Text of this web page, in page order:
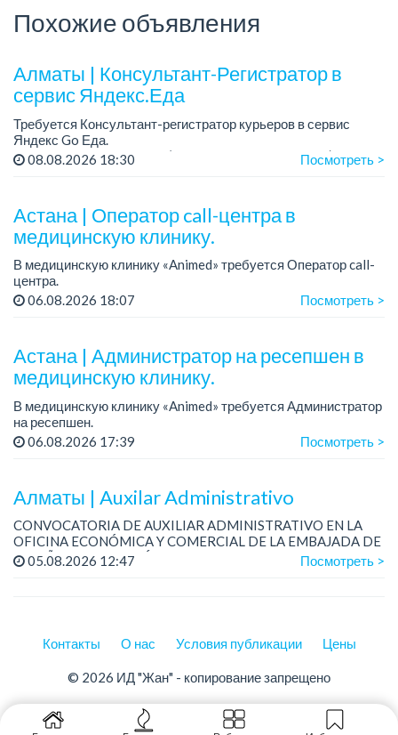
Похожие объявления
Алматы | Консультант-Регистратор в
сервис Яндекс.Еда
Требуется Консультант-регистратор курьеров в сервис
Яндекс Go Еда.
Условия: работа в офисе (Абылай хана - Макатаева).
08.08.2026 18:30 Посмотреть >
Астана | Оператор call-центра в
медицинскую клинику.
В медицинскую клинику «Animed» требуется Оператор call-
центра.
Зарплата: от 500 000 до 800 000 тенге в месяц.
График работы: 5/2, с 10.00 до 19.00; плавающие выходные.
06.08.2026 18:07 Посмотреть >
Астана | Администратор на ресепшен в
медицинскую клинику.
В медицинскую клинику «Animed» требуется Администратор
на ресепшен.
Зарплата: 250 000 тенге + бонусы.
06.08.2026 17:39 Посмотреть >
Алматы | Auxilar Administrativo
CONVOCATORIA DE AUXILIAR ADMINISTRATIVO EN LA
OFICINA ECONÓMICA Y COMERCIAL DE LA EMBAJADA DE
ESPAÑA EN KAZAJSTÁN CON SEDE EN ALMATY
05.08.2026 12:47 Посмотреть >
Контакты О нас Условия публикации Цены
© 2026 ИД "Жан" - копирование запрещено